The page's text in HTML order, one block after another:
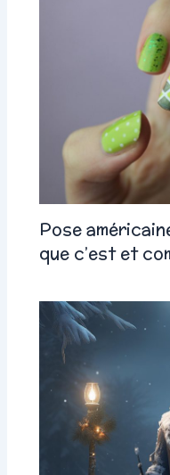
Pose
que c’est et